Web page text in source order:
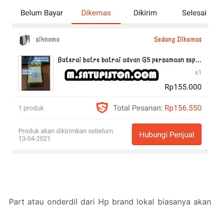
Part atau onderdil dari Hp brand lokal biasanya akan